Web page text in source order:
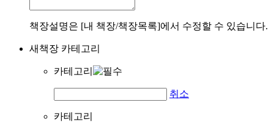
책장설명은 [내 책장/책장목록]에서 수정할 수 있습니다.
새책장 카테고리
카테고리
취소
카테고리